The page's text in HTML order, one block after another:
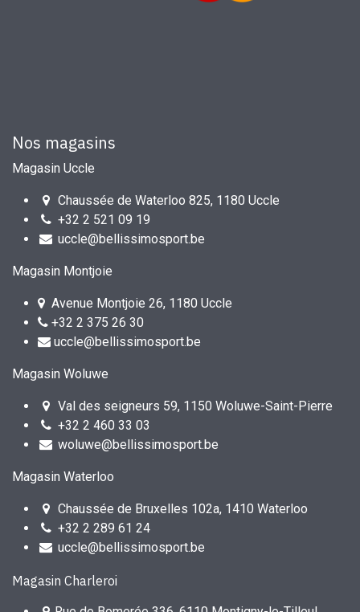
Nos magasins
Magasin Uccle
Chaussée de Waterloo 825, 1180 Uccle
+32 2 521 09 19
uccle@bellissimosport.be
Magasin Montjoie
Avenue Montjoie 26, 1180 Uccle
+32 2 375 26 30
uccle@bellissimosport.be
Magasin Woluwe
Val des seigneurs 59, 1150 Woluwe-Saint-Pierre
+32 2 460 33 03
woluwe@bellissimosport.be
Magasin Waterloo
Chaussée de Bruxelles 102a, 1410 Waterloo
+32 2 289 61 24
uccle@bellissimosport.be
Magasin Charleroi